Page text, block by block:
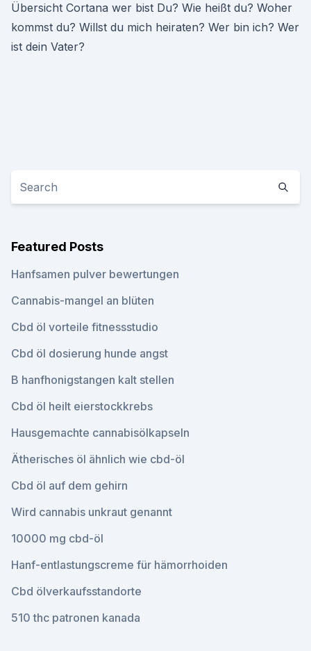
Übersicht Cortana wer bist Du? Wie heißt du? Woher
kommst du? Willst du mich heiraten? Wer bin ich? Wer
ist dein Vater?
Featured Posts
Hanfsamen pulver bewertungen
Cannabis-mangel an blüten
Cbd öl vorteile fitnessstudio
Cbd öl dosierung hunde angst
B hanfhonigstangen kalt stellen
Cbd öl heilt eierstockkrebs
Hausgemachte cannabisölkapseln
Ätherisches öl ähnlich wie cbd-öl
Cbd öl auf dem gehirn
Wird cannabis unkraut genannt
10000 mg cbd-öl
Hanf-entlastungscreme für hämorrhoiden
Cbd ölverkaufsstandorte
510 thc patronen kanada